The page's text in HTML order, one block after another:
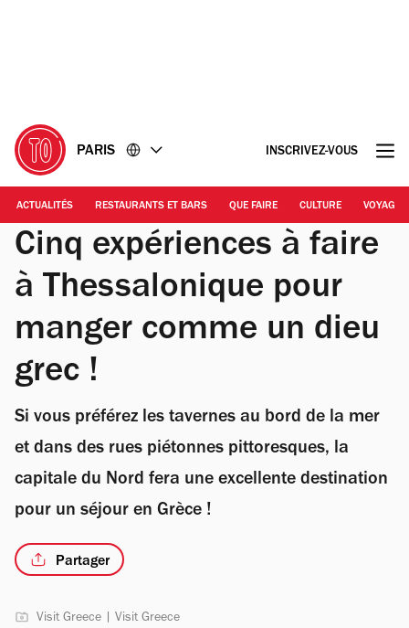
PARIS INSCRIVEZ-VOUS
ACTUALITÉS RESTAURANTS ET BARS QUE FAIRE CULTURE VOYAGE
Cinq expériences à faire
à Thessalonique pour
manger comme un dieu
grec !
Si vous préférez les tavernes au bord de la mer
et dans des rues piétonnes pittoresques, la
capitale du Nord fera une excellente destination
pour un séjour en Grèce !
Partager
Visit Greece | Visit Greece